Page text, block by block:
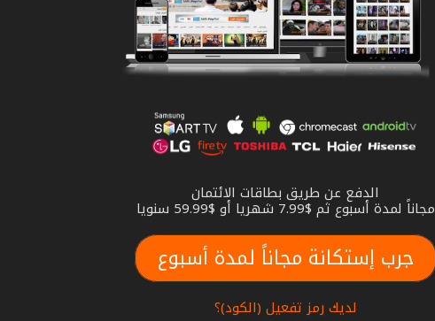
الدفع عن طريق بطاقات الائتمان
مجاناً لمدة أسبوع ثم $7.99 شهريا أو $59.99 سنويا
جرب إستكانة مجاناً لمدة أسبوع
لديك رمز تفعيل (الكود)؟